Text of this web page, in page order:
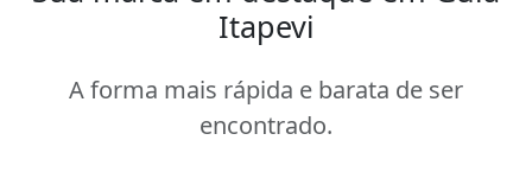
Itapevi
A forma mais rápida e barata de ser
encontrado.